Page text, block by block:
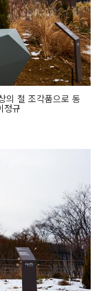
의 철 조각품으로 동
정규